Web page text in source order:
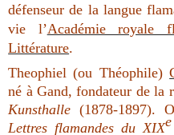
défenseur de la langue
vie l’Académie royale
Littérature.
Theophiel (ou Théophile)
né à Gand, fondateur de la
Kunsthalle (1878-1897).
Lettres flamandes du XIXe